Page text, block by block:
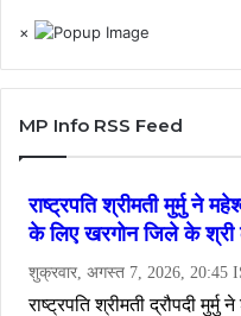
×
MP Info RSS Feed